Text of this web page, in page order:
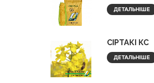
ДЕТАЛЬНІШЕ
СІРТАКІ КС
ДЕТАЛЬНІШЕ